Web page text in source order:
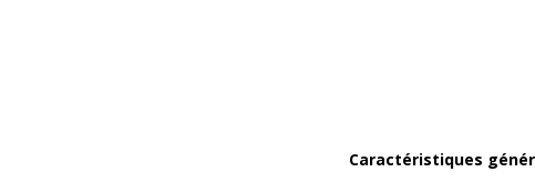
Caractéristiques